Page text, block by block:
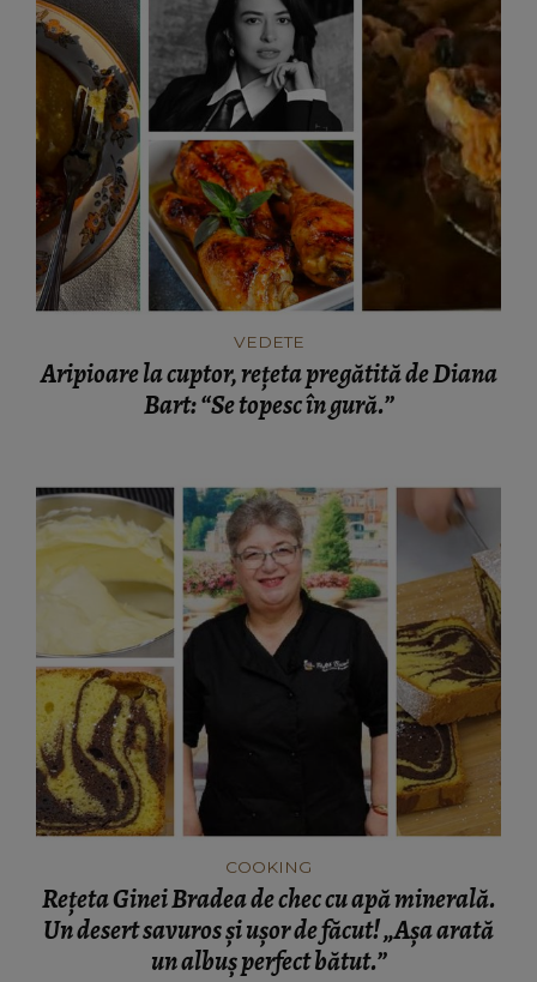
VEDETE
Aripioare la cuptor, rețeta pregătită de Diana
Bart: “Se topesc în gură.”
COOKING
Rețeta Ginei Bradea de chec cu apă minerală.
Un desert savuros și ușor de făcut! „Așa arată
un albuș perfect bătut.”